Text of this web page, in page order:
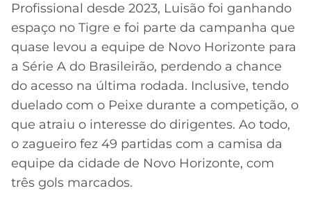
Profissional desde 2023, Luisão foi ganhando
espaço no Tigre e foi parte da campanha que
quase levou a equipe de Novo Horizonte para
a Série A do Brasileirão, perdendo a chance
do acesso na última rodada. Inclusive, tendo
duelado com o Peixe durante a competição, o
que atraiu o interesse do dirigentes. Ao todo,
o zagueiro fez 49 partidas com a camisa da
equipe da cidade de Novo Horizonte, com
três gols marcados.